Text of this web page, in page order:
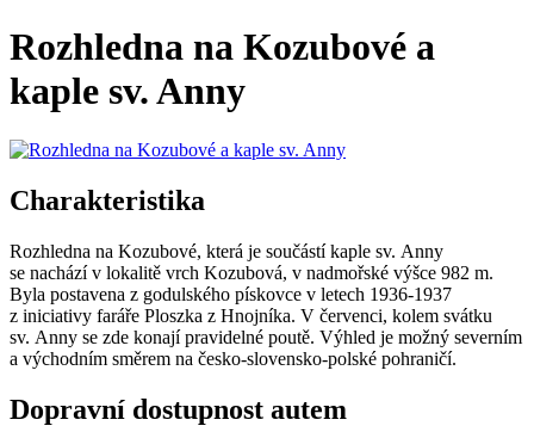
Rozhledna na Kozubové a
kaple sv. Anny
Charakteristika
Rozhledna na Kozubové, která je součástí kaple sv. Anny
se nachází v lokalitě vrch Kozubová, v nadmořské výšce 982 m.
Byla postavena z godulského pískovce v letech 1936-1937
z iniciativy faráře Ploszka z Hnojníka. V červenci, kolem svátku
sv. Anny se zde konají pravidelné poutě. Výhled je možný severním
a východním směrem na česko-slovensko-polské pohraničí.
Dopravní dostupnost autem